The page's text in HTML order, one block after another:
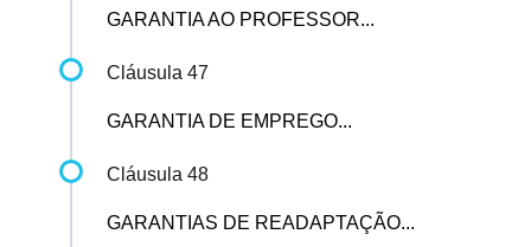
GARANTIA AO PROFESSOR...
Cláusula 47
GARANTIA DE EMPREGO...
Cláusula 48
GARANTIAS DE READAPTAÇÃO...